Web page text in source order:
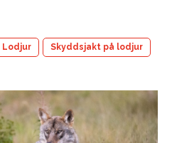
Lodjur Skyddsjakt på lodjur